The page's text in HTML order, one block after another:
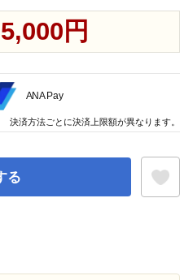
5,000円
る
ANA Pay
決済方法ごとに決済上限額が異なります。